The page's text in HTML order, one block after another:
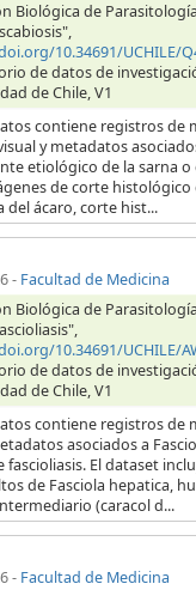
Biológica de
10.34691/UCHILE/
de datos de
de Chile, V1
contiene registros de
y metadatos
etiológico de la sarna o
de corte
del ácaro, corte hist...
- Facultad de Medicina
Biológica de
10.34691/UCHILE/
de datos de
de Chile, V1
contiene registros de
asociados a
El dataset
de Fasciola hepatica,
(caracol d...
- Facultad de Medicina